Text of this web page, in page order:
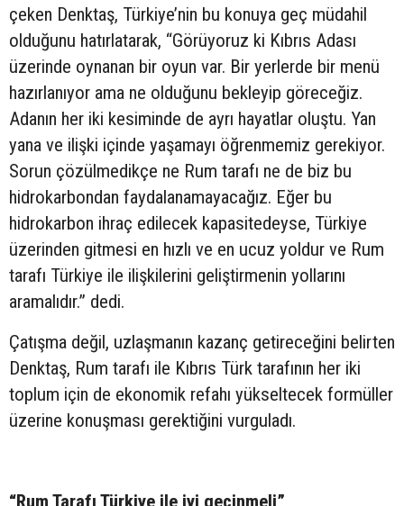
çeken Denktaş, Türkiye’nin bu konuya geç müdahil
olduğunu hatırlatarak, “Görüyoruz ki Kıbrıs Adası
üzerinde oynanan bir oyun var. Bir yerlerde bir menü
hazırlanıyor ama ne olduğunu bekleyip göreceğiz.
Adanın her iki kesiminde de ayrı hayatlar oluştu. Yan
yana ve ilişki içinde yaşamayı öğrenmemiz gerekiyor.
Sorun çözülmedikçe ne Rum tarafı ne de biz bu
hidrokarbondan faydalanamayacağız. Eğer bu
hidrokarbon ihraç edilecek kapasitedeyse, Türkiye
üzerinden gitmesi en hızlı ve en ucuz yoldur ve Rum
tarafı Türkiye ile ilişkilerini geliştirmenin yollarını
aramalıdır.” dedi.
Çatışma değil, uzlaşmanın kazanç getireceğini belirten
Denktaş, Rum tarafı ile Kıbrıs Türk tarafının her iki
toplum için de ekonomik refahı yükseltecek formüller
üzerine konuşması gerektiğini vurguladı.
“Rum Tarafı Türkiye ile iyi geçinmeli”